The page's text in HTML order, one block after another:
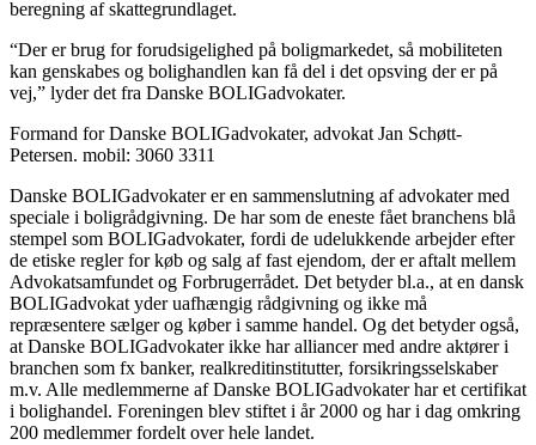
beregning af skattegrundlaget.
“Der er brug for forudsigelighed på boligmarkedet, så mobiliteten
kan genskabes og bolighandlen kan få del i det opsving der er på
vej,” lyder det fra Danske BOLIGadvokater.
Formand for Danske BOLIGadvokater, advokat Jan Schøtt-
Petersen. mobil: 3060 3311
Danske BOLIGadvokater er en sammenslutning af advokater med
speciale i boligrådgivning. De har som de eneste fået branchens blå
stempel som BOLIGadvokater, fordi de udelukkende arbejder efter
de etiske regler for køb og salg af fast ejendom, der er aftalt mellem
Advokatsamfundet og Forbrugerrådet. Det betyder bl.a., at en dansk
BOLIGadvokat yder uafhængig rådgivning og ikke må
repræsentere sælger og køber i samme handel. Og det betyder også,
at Danske BOLIGadvokater ikke har alliancer med andre aktører i
branchen som fx banker, realkreditinstitutter, forsikringsselskaber
m.v. Alle medlemmerne af Danske BOLIGadvokater har et certifikat
i bolighandel. Foreningen blev stiftet i år 2000 og har i dag omkring
200 medlemmer fordelt over hele landet.